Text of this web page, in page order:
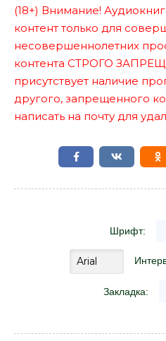
(18+) Внимание!
контент только для
несовершеннолетних
контента СТРОГО
присутствует наличие
другого, запрещенного
написать на почту для
Шрифт:
Закладка: